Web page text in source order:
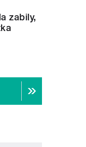
zabily,